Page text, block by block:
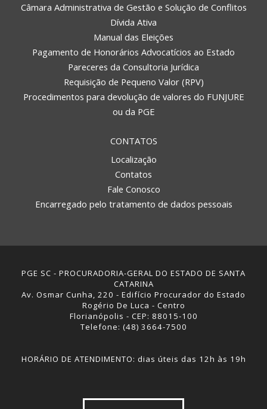
Câmara Administrativa de Gestão e Solução de Conflitos
Dívida Ativa
Manual das Eleições
Pagamento de Honorários Advocatícios ao Estado
Pareceres da Consultoria Jurídica
Requisição de Pequeno Valor (RPV)
Procedimentos para devolução de valores do FUNJURE
ou da PGE
CONTATOS
Localização
Contatos
Fale Conosco
Encarregado pelo tratamento de dados pessoais
PGE SC - PROCURADORIA-GERAL DO ESTADO DE SANTA
CATARINA
Av. Osmar Cunha, 220 - Edifício Procurador do Estado
Rogério De Luca - Centro
Florianópolis - CEP: 88015-100
Telefone: (48) 3664-7500
HORÁRIO DE ATENDIMENTO: dias úteis das 12h às 19h